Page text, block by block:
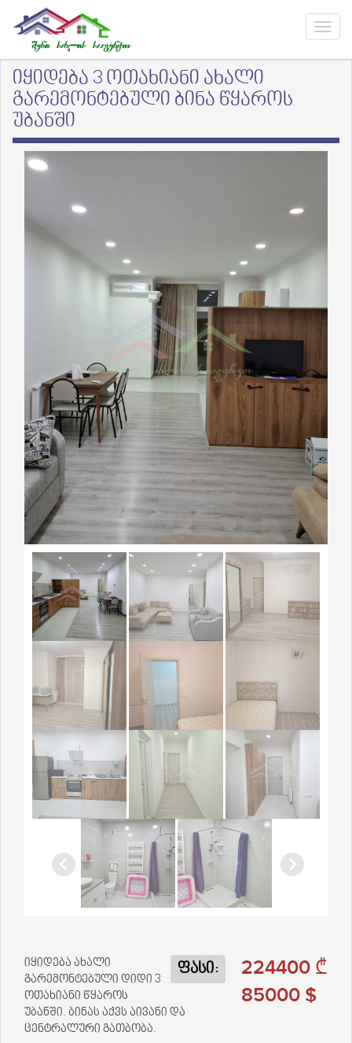
იყიდება 3 ოთახიანი ახალი
გარემონტებული ბინა წყაროს
უბანში
224400 ₾
85000 $
ფასი:
იყიდება ახალი
გარემონტებული დიდი 3
ოთახიანი წყაროს
უბანში. ბინას აქვს აივანი და
ცენტრალური გათბობა.